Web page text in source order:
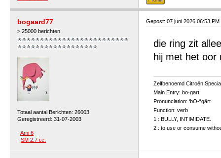
bogaard77
> 25000 berichten
Totaal aantal Berichten: 26003
Geregistreerd: 31-07-2003
-Ami 6
- SM 2.7 i.e.
Gepost: 07 juni 2026 06:53 PM
die ring zit
hij met het oor
Zelfbenoemd Citroën
Main Entry: bo·gart
Pronunciation: ‘bO-“gärt
Function: verb
1 : BULLY, INTIMIDATE.
2 : to use or consume